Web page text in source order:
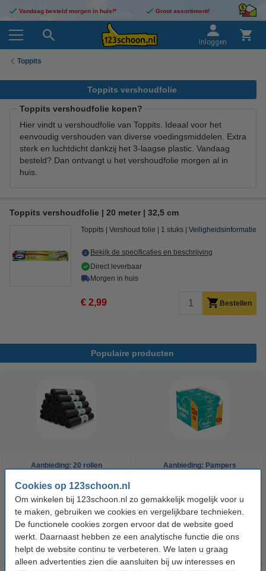
Cookies op 123schoon.nl
Om winkelen bij 123schoon.nl zo gemakkelijk mogelijk voor u
te maken, gebruiken we cookies en vergelijkbare technieken.
De functionele cookies zorgen ervoor dat de website goed
werkt. Daarnaast hebben ze een analytische functie die ons
helpt de website continu te verbeteren. We laten u graag
alleen advertenties zien die aansluiten bij uw interesses en
Vandaag besteld morgen in huis!* Groot assortiment!
Inloggen
Toppits
Toppits vershoudfolie
Toppits vershoudfolie kopen?
Hier vindt u vershoudfolie van Toppits. Ideaal voor het
eenvoudig vershouden van diverse voedingsmiddelen. Extra
sterk en luchtdicht dankzij het 3-laagse plastic. Vandaag
besteld? Dan ontvangt u het vershoudfolie morgen al in
huis.
Toppits vershoudfolie | 20 meter | 32,5 cm
Toppits Vershoud folie 1 stuks Veiligheidsinformatie
Bekijk de specificaties en beschrijving
Direct leverbaar
Morgen in huis
€ 2,99 Bestellen
Populaire producten
Aanbieding: 20 rollen
zakken per rol | LDPE | Grijs |
123schoon
€ 47,50 Inclusief 21% BTW
Aanbieding: Pampers
€ 16,99 Inclusief 21% BTW